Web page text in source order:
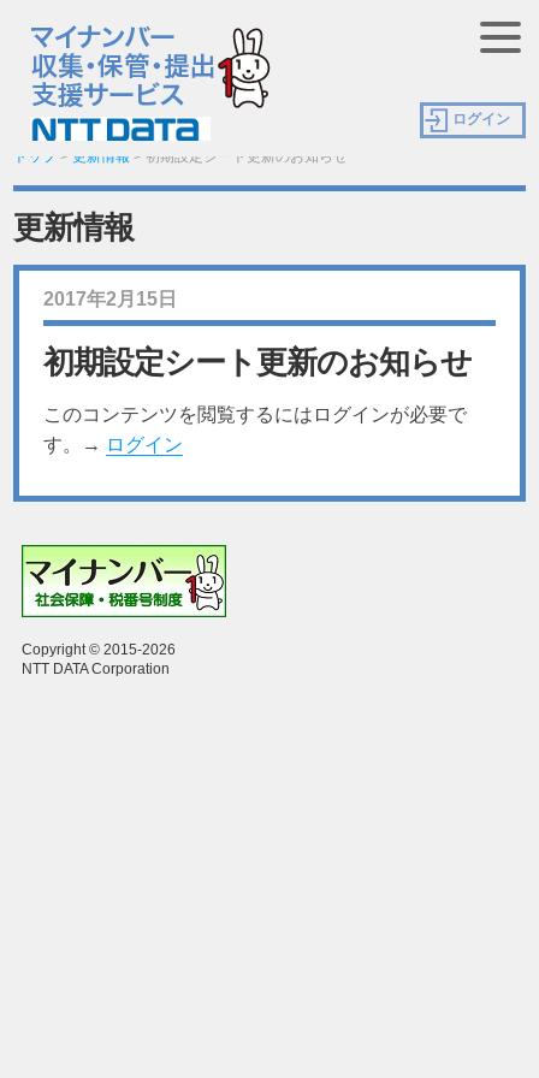
ログイン
トップ > 更新情報 >初期設定シート更新のお知らせ
更新情報
2017年2月15日
初期設定シート更新のお知らせ
このコンテンツを閲覧するにはログインが必要で
す。→ ログイン
Copyright © 2015-2026
NTT DATA Corporation